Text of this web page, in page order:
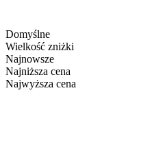
Domyślne
Wielkość zniżki
Najnowsze
Najniższa cena
Najwyższa cena